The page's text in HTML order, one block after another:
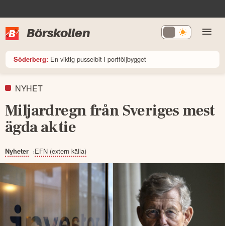
Börskollen
Söderberg: En viktig pusselbit i portföljbygget
NYHET
Miljardregn från Sveriges mest
ägda aktie
Nyheter EFN (extern källa)